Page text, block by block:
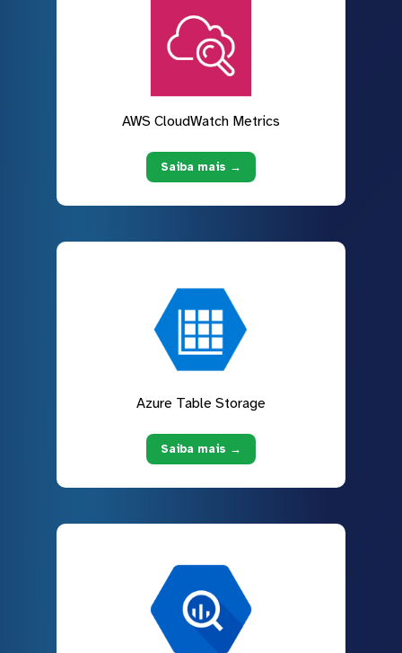
AWS CloudWatch Metrics
Saiba mais →
Azure Table Storage
Saiba mais →